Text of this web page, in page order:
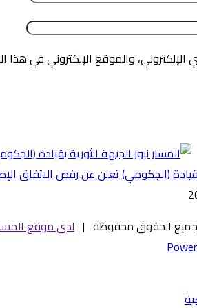
والموقع الإلكتروني في
(الجكومي) تعلن عن رفض الاتفاق
لدى موقع